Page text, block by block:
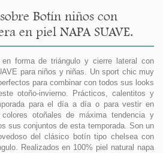
Botín niños con
en piel NAPA SUAVE.
forma de triángulo y cierre lateral con
para niños y niñas. Un sport chic muy
para combinar con todos sus looks
otoño-invierno. Prácticos, calentitos y
para el día a día o para vestir en
otoñales de máxima tendencia y
sus conjuntos de esta temporada. Son un
del clásico botín tipo chelsea con
Realizados en 100% piel natural napa